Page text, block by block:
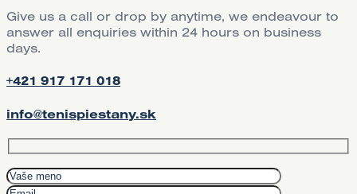
Give us a call or drop by anytime, we endeavour to
answer all enquiries within 24 hours on business
days.
+421 917 171 018
info@tenispiestany.sk